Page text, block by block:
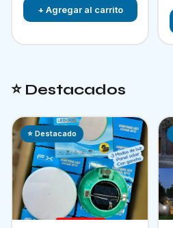
+ Agregar al carrito
⭐ Destacados
⭐ Destacado